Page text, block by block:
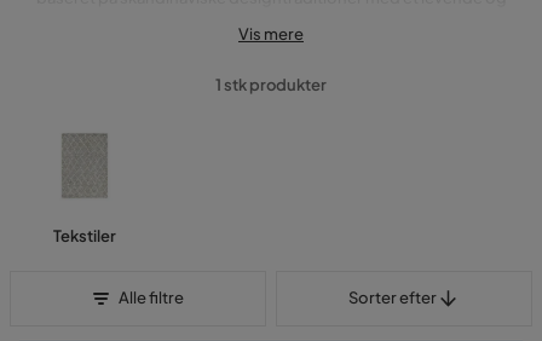
Turiform - inspiration fra den nordiske natur
indflydelse fra den nordiske natur i jordnære farver som grå, blå,
næsten alt. Turiform skaber også kollektioner for sæsonen, der
farvesammensætning. Turiform tilbyder med andre ord gode
Vis mere
1 stk produkter
Tekstiler
Alle filtre Sorter efter